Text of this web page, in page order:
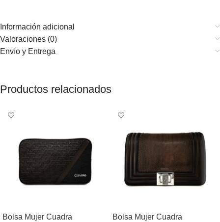
Información adicional
Valoraciones (0)
Envío y Entrega
Productos relacionados
Bolsa Mujer Cuadra
Bolsa Mujer Cuadra